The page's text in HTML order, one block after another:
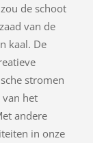
de schoot
van de
kaal. De
stromen
van het
andere
in onze